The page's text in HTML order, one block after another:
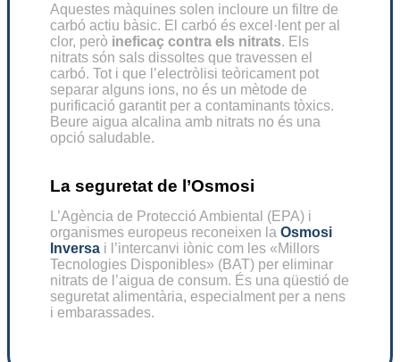
Aquestes màquines solen incloure un filtre de
carbó actiu bàsic. El carbó és excel·lent per al
clor, però ineficaç contra els nitrats. Els
nitrats són sals dissoltes que travessen el
carbó. Tot i que l’electròlisi teòricament pot
separar alguns ions, no és un mètode de
purificació garantit per a contaminants tòxics.
Beure aigua alcalina amb nitrats no és una
opció saludable.
La seguretat de l’Osmosi
L’Agència de Protecció Ambiental (EPA) i
organismes europeus reconeixen la Osmosi
Inversa i l’intercanvi iònic com les «Millors
Tecnologies Disponibles» (BAT) per eliminar
nitrats de l’aigua de consum. És una qüestió de
seguretat alimentària, especialment per a nens
i embarassades.